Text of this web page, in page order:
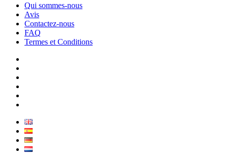
Qui sommes-nous
Avis
Contactez-nous
FAQ
Termes et Conditions